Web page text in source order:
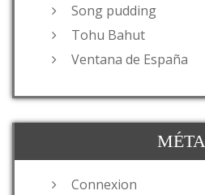
Song pudding
Tohu Bahut
Ventana de España
MÉTA
Connexion